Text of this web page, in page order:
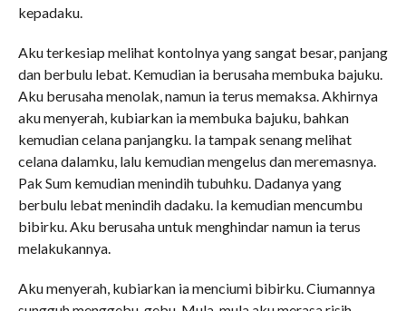
kepadaku.
Aku terkesiap melihat kontolnya yang sangat besar, panjang
dan berbulu lebat. Kemudian ia berusaha membuka bajuku.
Aku berusaha menolak, namun ia terus memaksa. Akhirnya
aku menyerah, kubiarkan ia membuka bajuku, bahkan
kemudian celana panjangku. Ia tampak senang melihat
celana dalamku, lalu kemudian mengelus dan meremasnya.
Pak Sum kemudian menindih tubuhku. Dadanya yang
berbulu lebat menindih dadaku. Ia kemudian mencumbu
bibirku. Aku berusaha untuk menghindar namun ia terus
melakukannya.
Aku menyerah, kubiarkan ia menciumi bibirku. Ciumannya